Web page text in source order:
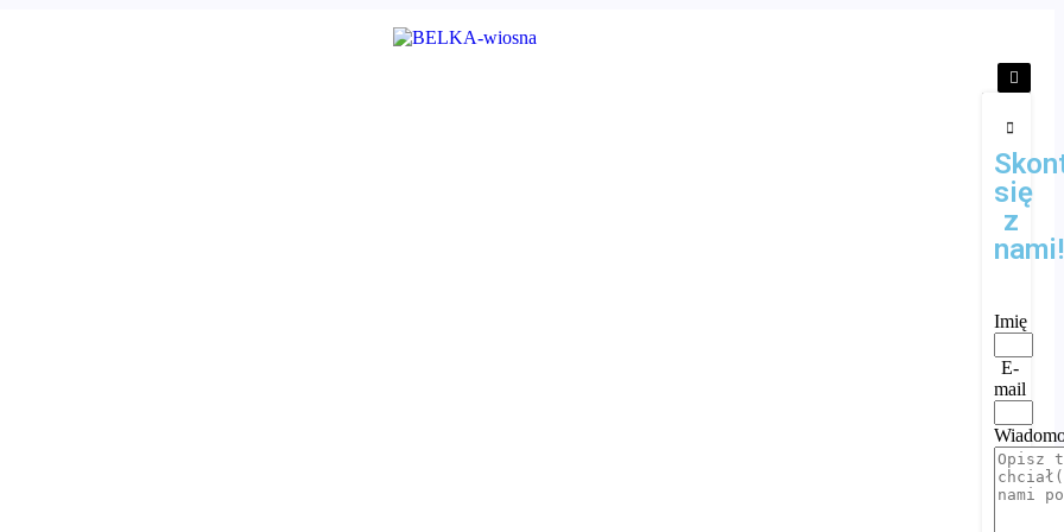
się
z
nami!
Imię
E-
mail